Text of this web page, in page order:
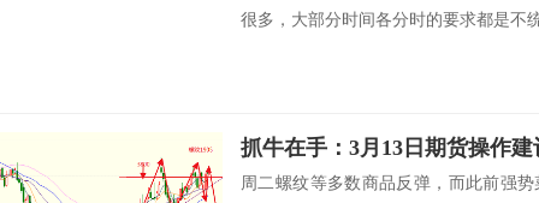
很多，大部分时间各分时的要求都是不
抓牛在手：3月13日期货操作建
周二螺纹等多数商品反弹，而此前强